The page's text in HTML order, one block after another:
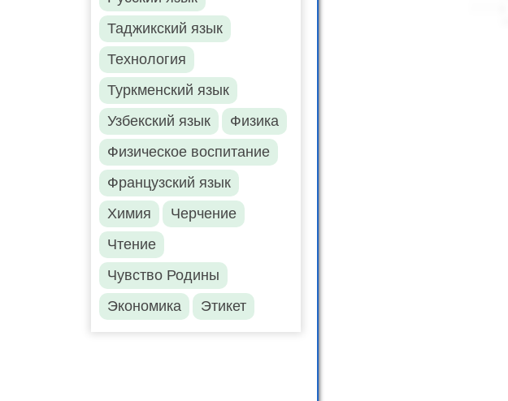
Таджикский язык
Технология
Туркменский язык
Узбекский язык
Физика
Физическое воспитание
Французский язык
Химия
Черчение
Чтение
Чувство Родины
Экономика
Этикет